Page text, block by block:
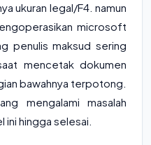
ukuran legal/F4. namun
microsoft
penulis maksud sering
mencetak dokumen
bawahnya terpotong.
mengalami masalah
hingga selesai.